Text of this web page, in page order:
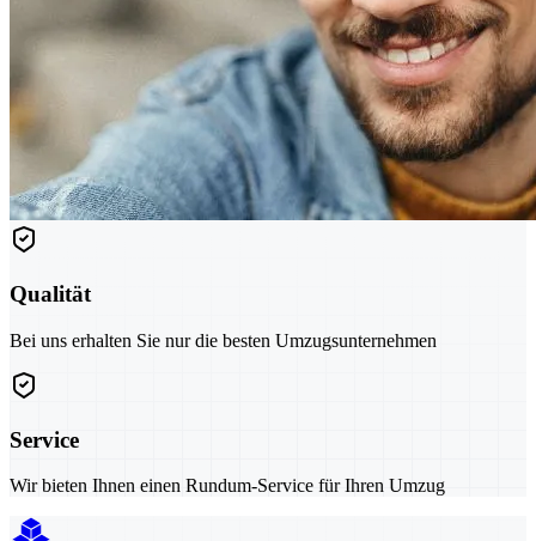
Qualität
Bei uns erhalten Sie nur die besten Umzugsunternehmen
Service
Wir bieten Ihnen einen Rundum-Service für Ihren Umzug